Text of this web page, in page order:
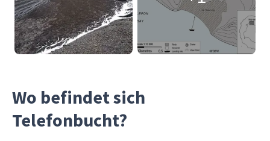
Wo befindet sich
Telefonbucht?